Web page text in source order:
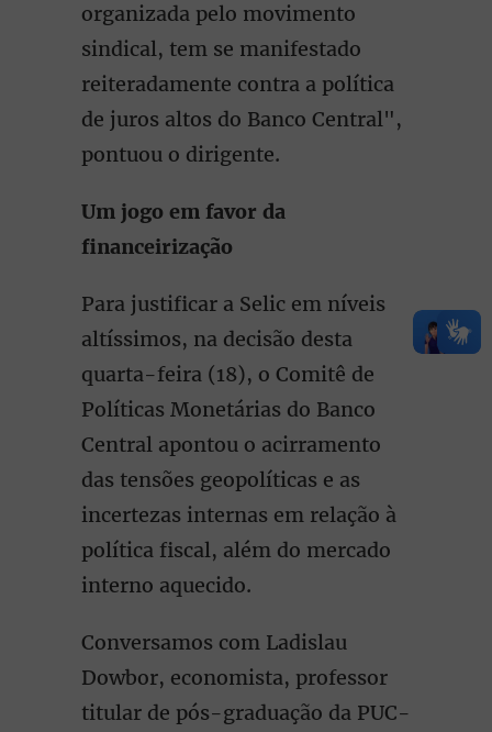
organizada pelo movimento
sindical, tem se manifestado
reiteradamente contra a política
de juros altos do Banco Central",
pontuou o dirigente.
Um jogo em favor da
financeirização
Para justificar a Selic em níveis
altíssimos, na decisão desta
quarta-feira (18), o Comitê de
Políticas Monetárias do Banco
Central apontou o acirramento
das tensões geopolíticas e as
incertezas internas em relação à
política fiscal, além do mercado
interno aquecido.
Conversamos com Ladislau
Dowbor, economista, professor
titular de pós-graduação da PUC-